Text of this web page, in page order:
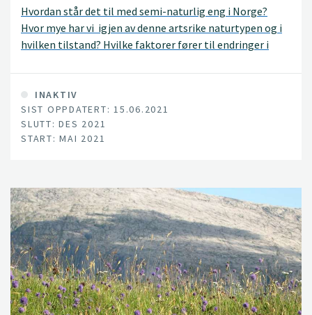
Hvordan står det til med semi-naturlig eng i Norge?
Hvor mye har vi igjen av denne artsrike naturtypen og i
hvilken tilstand? Hvilke faktorer fører til endringer i
INAKTIV
SIST OPPDATERT: 15.06.2021
SLUTT: DES 2021
START: MAI 2021